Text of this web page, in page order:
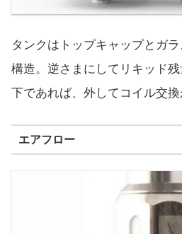
タンクはトップキャップとガ
構造。逆さまにしてリキッド
下であれば、外してコイル交換
エアフロー